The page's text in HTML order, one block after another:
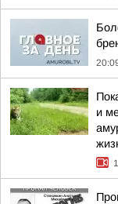
и